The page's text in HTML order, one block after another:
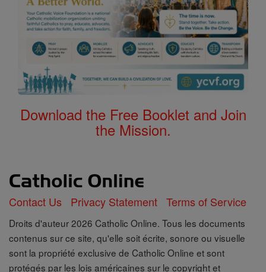
Download the Free Booklet and Join
the Mission.
Contact Us Privacy Statement Terms of Service
Droits d'auteur 2026 Catholic Online. Tous les documents
contenus sur ce site, qu'elle soit écrite, sonore ou visuelle
sont la propriété exclusive de Catholic Online et sont
protégés par les lois américaines sur le copyright et